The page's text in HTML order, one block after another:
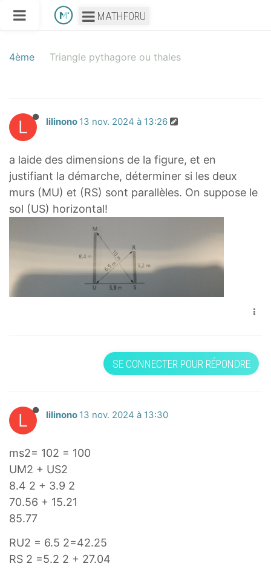
MATHFORU
4ème Triangle pythagore ou thales
L lilinono 13 nov. 2024 à 13:26
a laide des dimensions de la figure, et en
justifiant la démarche, déterminer si les deux
murs (MU) et (RS) sont parallèles. On suppose le
sol (US) horizontal!
SE CONNECTER POUR RÉPONDRE
L lilinono 13 nov. 2024 à 13:30
ms2= 102 = 100
UM2 + US2
8.4 2 + 3.9 2
70.56 + 15.21
85.77
RU2 = 6.5 2=42.25
RS 2 =5.2 2 + 27.04